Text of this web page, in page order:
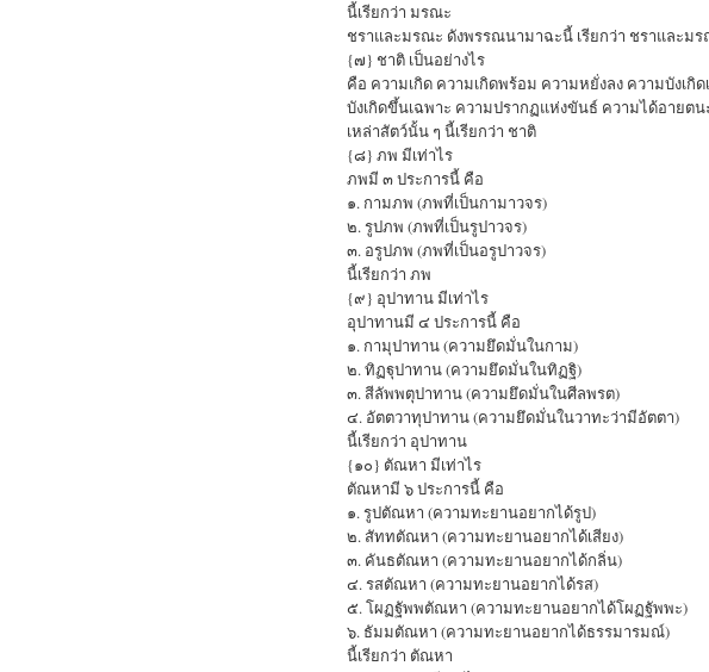
นี้เรียกว่า มรณะ
ชราและมรณะ ดังพรรณนามาฉะนี้ เรียกว่า ชราและม
{๗} ชาติ เป็นอย่างไร
คือ ความเกิด ความเกิดพร้อม ความหยั่งลง ความบังเกิ
บังเกิดขึ้นเฉพาะ ความปรากฏแห่งขันธ์ ความได้อายต
เหล่าสัตว์นั้น ๆ นี้เรียกว่า ชาติ
{๘} ภพ มีเท่าไร
ภพมี ๓ ประการนี้ คือ
๑. กามภพ (ภพที่เป็นกามาวจร)
๒. รูปภพ (ภพที่เป็นรูปาวจร)
๓. อรูปภพ (ภพที่เป็นอรูปาวจร)
นี้เรียกว่า ภพ
{๙} อุปาทาน มีเท่าไร
อุปาทานมี ๔ ประการนี้ คือ
๑. กามุปาทาน (ความยึดมั่นในกาม)
๒. ทิฏฐุปาทาน (ความยึดมั่นในทิฏฐิ)
๓. สีลัพพตุปาทาน (ความยึดมั่นในศีลพรต)
๔. อัตตวาทุปาทาน (ความยึดมั่นในวาทะว่ามีอัตตา)
นี้เรียกว่า อุปาทาน
{๑๐} ตัณหา มีเท่าไร
ตัณหามี ๖ ประการนี้ คือ
๑. รูปตัณหา (ความทะยานอยากได้รูป)
๒. สัททตัณหา (ความทะยานอยากได้เสียง)
๓. คันธตัณหา (ความทะยานอยากได้กลิ่น)
๔. รสตัณหา (ความทะยานอยากได้รส)
๕. โผฏฐัพพตัณหา (ความทะยานอยากได้โผฏฐัพพะ)
๖. ธัมมตัณหา (ความทะยานอยากได้ธรรมารมณ์)
นี้เรียกว่า ตัณหา